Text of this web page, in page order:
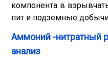
компонента в
пит и подземные
Аммоний -нитратный
анализ